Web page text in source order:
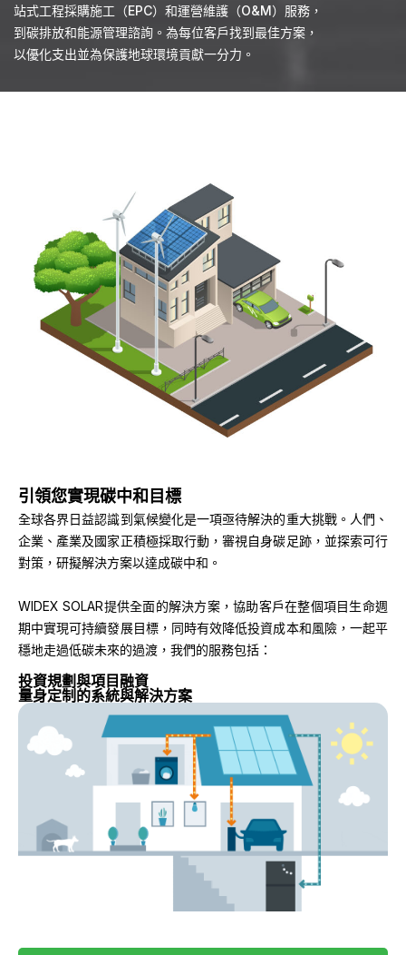
站式工程採購施工（EPC）和運營維護（O&M）服務，
到碳排放和能源管理諮詢。為每位客戶找到最佳方案，
以優化支出並為保護地球環境貢獻一分力。
引領您實現碳中和目標
全球各界日益認識到氣候變化是一項亟待解決的重大挑戰。人們、
企業、產業及國家正積極採取行動，審視自身碳足跡，並探索可行
對策，研擬解決方案以達成碳中和。
WIDEX SOLAR提供全面的解決方案，協助客戶在整個項目生命週
期中實現可持續發展目標，同時有效降低投資成本和風險，一起平
穩地走過低碳未來的過渡，我們的服務包括：
投資規劃與項目融資
量身定制的系統與解決方案